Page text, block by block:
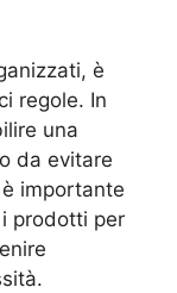
è
regole. In
una
da evitare
importante
prodotti per